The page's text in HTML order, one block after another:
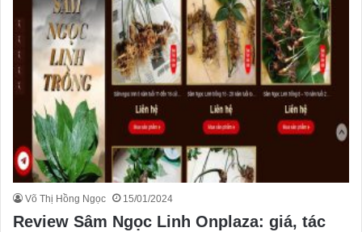
Võ Thị Hồng Ngọc 15/01/2024
Review Sâm Ngọc Linh Onplaza: giá, tác